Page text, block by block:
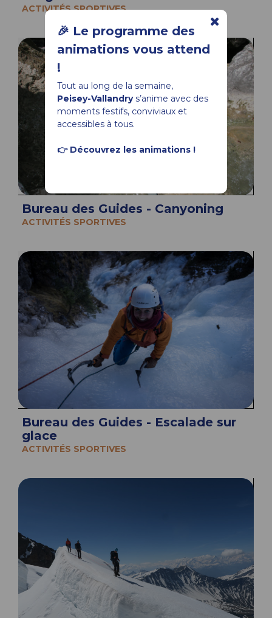
🎉 Le programme des
animations vous attend
!
Tout au long de la semaine,
Peisey-Vallandrys’anime avec des
moments festifs, conviviaux et
accessibles à tous.
👉 Découvrez les animations !
ACTIVITÉS SPORTIVES
Bureau des Guides - Canyoning
ACTIVITÉS SPORTIVES
Bureau des Guides - Escalade sur
glace
ACTIVITÉS SPORTIVES